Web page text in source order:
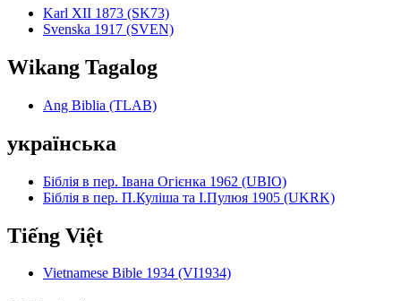
Karl XII 1873 (SK73)
Svenska 1917 (SVEN)
Wikang Tagalog
Ang Biblia (TLAB)
українська
Біблія в пер. Івана Огієнка 1962 (UBIO)
Біблія в пер. П.Куліша та І.Пулюя 1905 (UKRK)
Tiếng Việt
Vietnamese Bible 1934 (VI1934)